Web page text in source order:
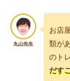
お店
類が
のト
だす